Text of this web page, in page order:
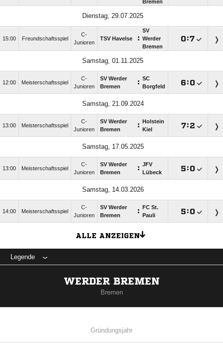
Bremen
Dienstag, 29.07.2025
15:00 Freundschaftsspiel
C-
Junioren
TSV Havelse :
SV
Werder
Bremen
:
Samstag, 01.11.2025
12:00 Meisterschaftsspiel
C-
Junioren
SV Werder
Bremen
: SC
Borgfeld
:
Samstag, 21.09.2024
13:00 Meisterschaftsspiel
C-
Junioren
SV Werder
Bremen
:
Holstein
Kiel
:
Samstag, 17.05.2025
13:00 Meisterschaftsspiel
C-
Junioren
SV Werder
Bremen
: JFV
Lübeck
:
Samstag, 14.03.2026
14:00 Meisterschaftsspiel
C-
Junioren
SV Werder
Bremen
:
FC St.
Pauli
:
ALLE ANZEIGEN
Legende
WERDER BREMEN
Bremen
Gründungsjahr